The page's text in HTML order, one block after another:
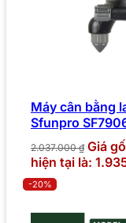
Máy cân bằng
Sfunpro
2.037.000₫ Giá
hiện tại là:
-20%